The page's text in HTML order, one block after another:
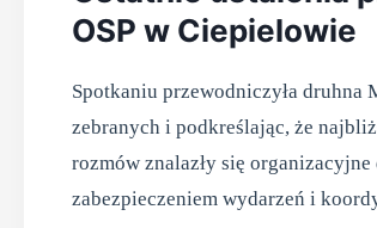
OSP w Ciepielowie
Spotkaniu przewodniczyła druhna
zebranych i podkreślając, że
rozmów znalazły się
zabezpieczeniem wydarzeń i